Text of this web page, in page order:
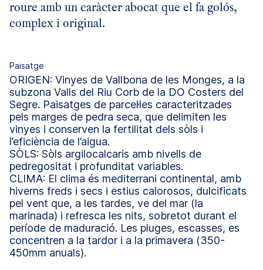
roure amb un caràcter abocat que el fa golós,
complex i original.
Paisatge
ORIGEN: Vinyes de Vallbona de les Monges, a la
subzona Valls del Riu Corb de la DO Costers del
Segre. Paisatges de parcel·les caracteritzades
pels marges de pedra seca, que delimiten les
vinyes i conserven la fertilitat dels sòls i
l’eficiència de l’aigua.
SÒLS: Sòls argilocalcaris amb nivells de
pedregositat i profunditat variables.
CLIMA: El clima és mediterrani continental, amb
hiverns freds i secs i estius calorosos, dulcificats
pel vent que, a les tardes, ve del mar (la
marinada) i refresca les nits, sobretot durant el
període de maduració. Les pluges, escasses, es
concentren a la tardor i a la primavera (350-
450mm anuals).